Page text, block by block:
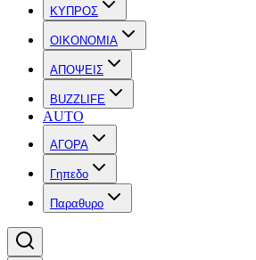
ΚΥΠΡΟΣ
OIKONOMIA
ΑΠΟΨΕΙΣ
BUZZLIFE
AUTO
ΑΓΟΡΑ
Γηπεδο
Παραθυρο